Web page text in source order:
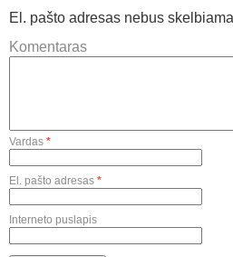
El. pašto adresas nebus
Komentaras
Vardas *
El. pašto adresas *
Interneto puslapis